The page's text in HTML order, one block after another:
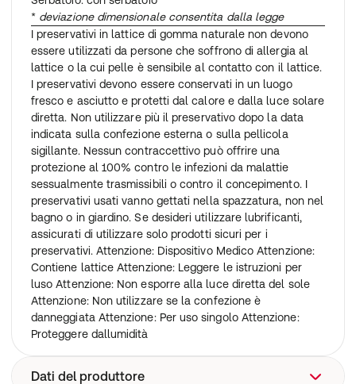
* deviazione dimensionale consentita dalla legge
I preservativi in ​​lattice di gomma naturale non devono
essere utilizzati da persone che soffrono di allergia al
lattice o la cui pelle è sensibile al contatto con il lattice.
I preservativi devono essere conservati in un luogo
fresco e asciutto e protetti dal calore e dalla luce solare
diretta. Non utilizzare più il preservativo dopo la data
indicata sulla confezione esterna o sulla pellicola
sigillante. Nessun contraccettivo può offrire una
protezione al 100% contro le infezioni da malattie
sessualmente trasmissibili o contro il concepimento. I
preservativi usati vanno gettati nella spazzatura, non nel
bagno o in giardino. Se desideri utilizzare lubrificanti,
assicurati di utilizzare solo prodotti sicuri per i
preservativi. Attenzione: Dispositivo Medico Attenzione:
Contiene lattice Attenzione: Leggere le istruzioni per
luso Attenzione: Non esporre alla luce diretta del sole
Attenzione: Non utilizzare se la confezione è
danneggiata Attenzione: Per uso singolo Attenzione:
Proteggere dallumidità
Dati del produttore